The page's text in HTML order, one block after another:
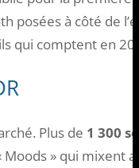
posées à côté de
qui comptent en
Plus de 1 300
Moods » qui mixent